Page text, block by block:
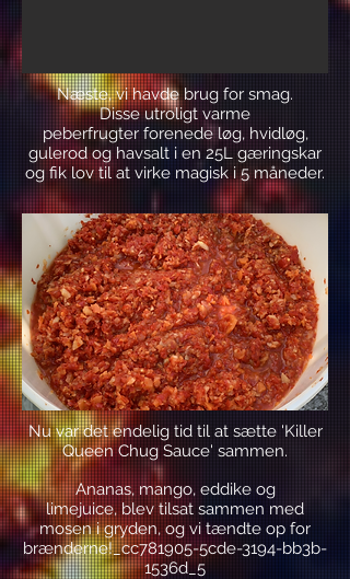
Næste​, vi havde brug for smag.
Disse utroligt varme
peberfrugter forenede løg, hvidløg,
gulerod og havsalt i en 25L gæringskar
og fik lov til at virke magisk i 5 måneder.
Nu var det endelig tid til at sætte 'Killer
Queen Chug Sauce' sammen.
Ananas, mango, eddike og
limejuice, blev tilsat sammen med
mosen i gryden, og vi tændte op for
brænderne!_cc781905-5cde-3194-bb3b-
1536d_5